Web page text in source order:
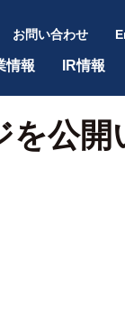
お問い合わせ
情報 IR情報
を公開